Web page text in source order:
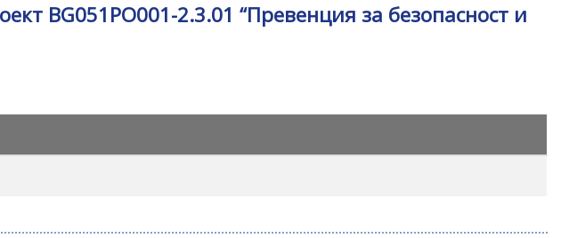
BG051PO001-2.3.01 “Превенция за безопасност и